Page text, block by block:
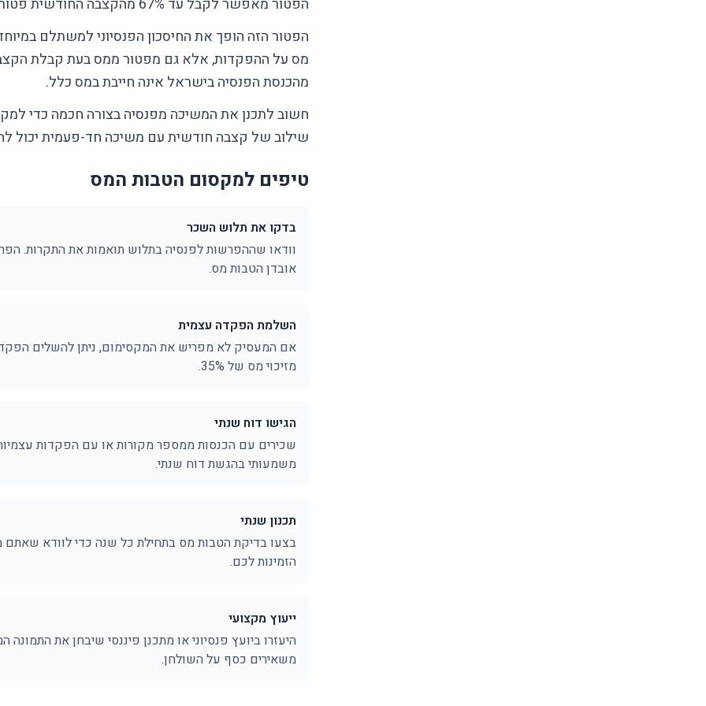
הפטור מאפשר לקבל עד 67% מהקצבה החודשית פטור ממס, עד לתקרה מסוימת.
הפטור הזה הופך את החיסכון הפנסיוני למשתלם
מס על ההפקדות, אלא גם מפטור ממס בעת קבלת
מהכנסת הפנסיה בישראל אינה חייבת במס כלל.
חשוב לתכנן את המשיכה מפנסיה בצורה חכמה כדי
שילוב של קצבה חודשית עם משיכה חד-פעמית יכול
טיפים למקסום הטבות המס
בדקו את תלוש השכר
וודאו שההפרשות לפנסיה בתלוש תואמות את התקרות.
אובדן הטבות מס.
השלמת הפקדה עצמית
אם המעסיק לא מפריש את המקסימום, ניתן להשלים
מזיכוי מס של 35%.
הגישו דוח שנתי
שכירים עם הכנסות ממספר מקורות או עם הפקדות
משמעותי בהגשת דוח שנתי.
תכנון שנתי
בצעו בדיקת הטבות מס בתחילת כל שנה כדי לוודא
הזמינות לכם.
ייעוץ מקצועי
היעזרו ביועץ פנסיוני או מתכנן פיננסי שיבחן את
משאירים כסף על השולחן.